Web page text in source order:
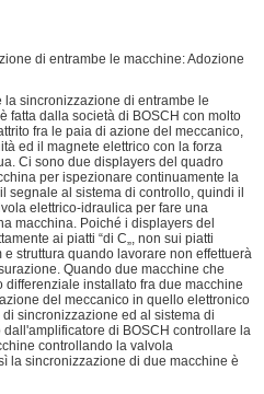
di entrambe le macchine: Adozione
sincronizzazione di entrambe le
fatta dalla società di BOSCH con molto
fra le paia di azione del meccanico,
ed il magnete elettrico con la forza
Ci sono due displayers del quadro
per ispezionare continuamente la
segnale al sistema di controllo, quindi il
elettrico-idraulica per fare una
macchina. Poiché i displayers del
ai piatti “di C„, non sui piatti
struttura quando lavorare non effettuerà
Quando due macchine che
installato fra due macchine
del meccanico in quello elettronico
sincronizzazione ed al sistema di
di BOSCH controllare la
controllando la valvola
la sincronizzazione di due macchine è